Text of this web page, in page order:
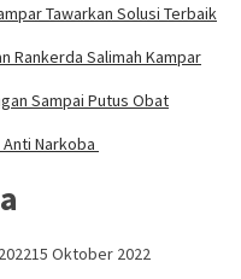
Tawarkan Solusi Terbaik
Rankerda Salimah Kampar
Sampai Putus Obat
Narkoba
15 Oktober 2022